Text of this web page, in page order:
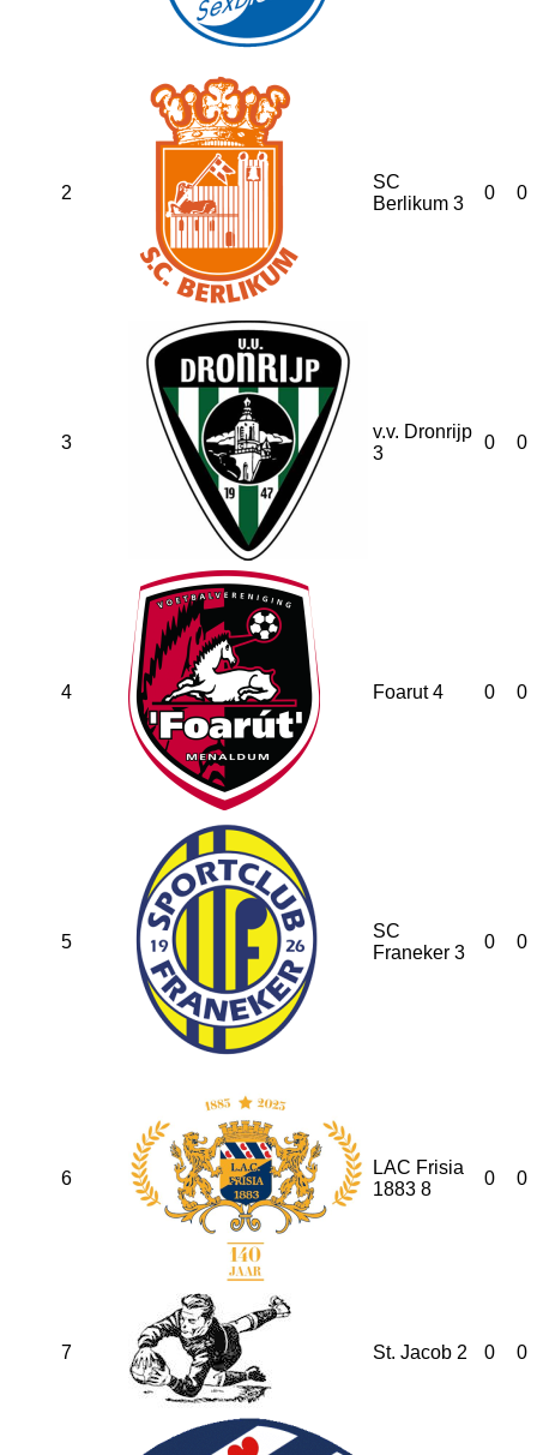
2
SC
Berlikum 3
0 0
3
v.v. Dronrijp
3
0 0
4 Foarut 4 0 0
5
SC
Franeker 3
0 0
6
LAC Frisia
1883 8
0 0
7 St. Jacob 2 0 0